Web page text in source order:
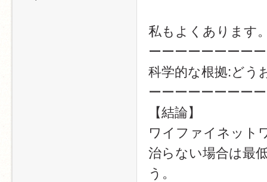
私もよくあります
ーーーーーーーー
科学的な根拠:どう
ーーーーーーーー
【結論】
ワイファイネット
治らない場合は最
う。